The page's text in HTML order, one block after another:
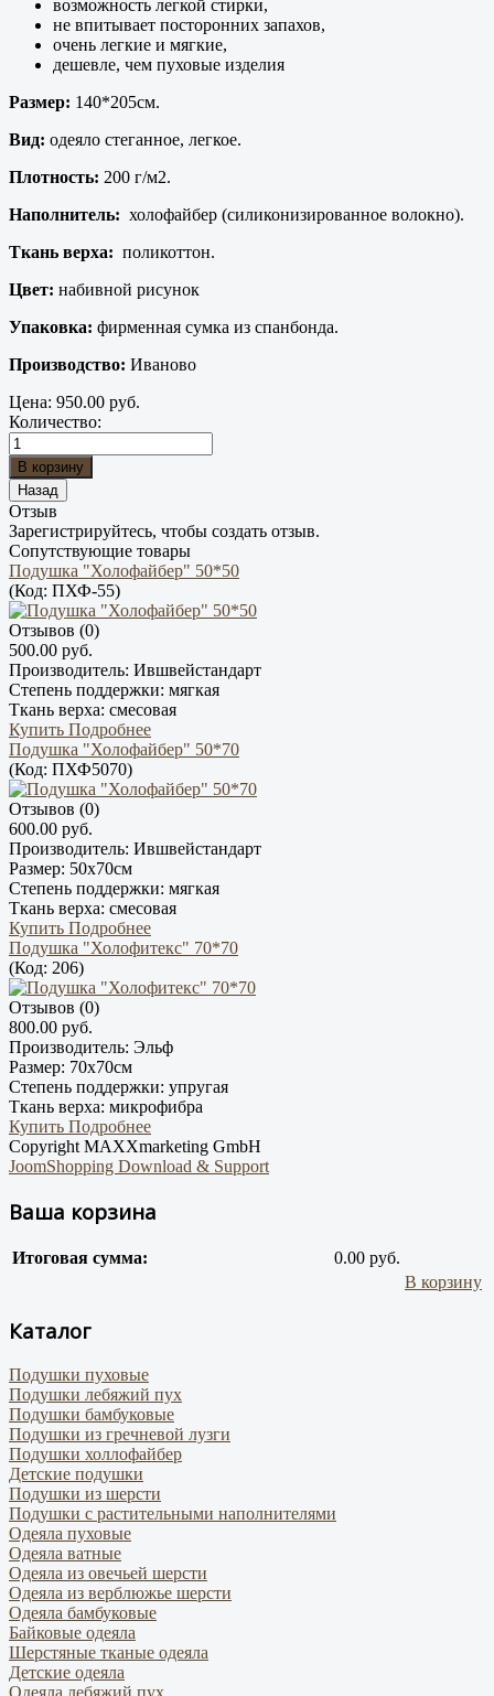
возможность легкой стирки,
не впитывает посторонних запахов,
очень легкие и мягкие,
дешевле, чем пуховые изделия
Размер: 140*205см.
Вид: одеяло стеганное, легкое.
Плотность: 200 г/м2.
Наполнитель: холофайбер (силиконизированное волокно).
Ткань верха: поликоттон.
Цвет: набивной рисунок
Упаковка: фирменная сумка из спанбонда.
Производство: Иваново
Цена: 950.00 руб.
Количество:
Отзыв
Зарегистрируйтесь, чтобы создать отзыв.
Сопутствующие товары
Подушка "Холофайбер" 50*50
(Код: ПХФ-55)
Отзывов (0)
500.00 руб.
Производитель: Ившвейстандарт
Степень поддержки: мягкая
Ткань верха: смесовая
Купить Подробнее
Подушка "Холофайбер" 50*70
(Код: ПХФ5070)
Отзывов (0)
600.00 руб.
Производитель: Ившвейстандарт
Размер: 50х70см
Степень поддержки: мягкая
Ткань верха: смесовая
Купить Подробнее
Подушка "Холофитекс" 70*70
(Код: 206)
Отзывов (0)
800.00 руб.
Производитель: Эльф
Размер: 70х70см
Степень поддержки: упругая
Ткань верха: микрофибра
Купить Подробнее
Copyright MAXXmarketing GmbH
JoomShopping Download & Support
Ваша корзина
Итоговая сумма:
0.00 руб.
В корзину
Каталог
Подушки пуховые
Подушки лебяжий пух
Подушки бамбуковые
Подушки из гречневой лузги
Подушки холлофайбер
Детские подушки
Подушки из шерсти
Подушки с растительными наполнителями
Одеяла пуховые
Одеяла ватные
Одеяла из овечьей шерсти
Одеяла из верблюжье шерсти
Одеяла бамбуковые
Байковые одеяла
Шерстяные тканые одеяла
Детские одеяла
Одеяла лебяжий пух